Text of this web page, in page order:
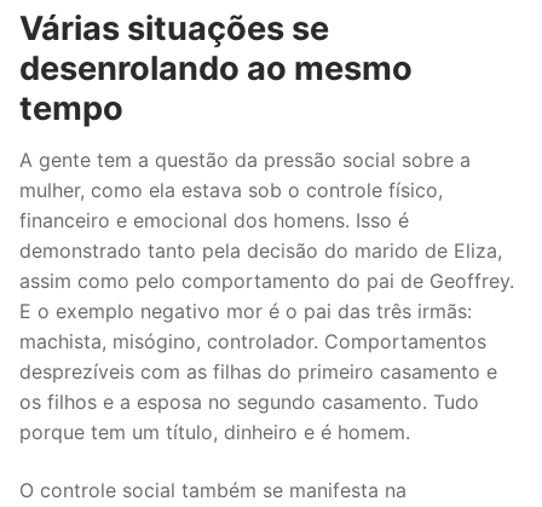
Várias situações se
desenrolando ao mesmo
tempo
A gente tem a questão da pressão social sobre a
mulher, como ela estava sob o controle físico,
financeiro e emocional dos homens. Isso é
demonstrado tanto pela decisão do marido de Eliza,
assim como pelo comportamento do pai de Geoffrey.
E o exemplo negativo mor é o pai das três irmãs:
machista, misógino, controlador. Comportamentos
desprezíveis com as filhas do primeiro casamento e
os filhos e a esposa no segundo casamento. Tudo
porque tem um título, dinheiro e é homem.
O controle social também se manifesta na